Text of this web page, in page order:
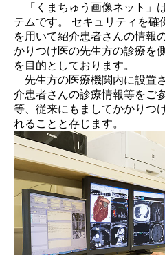
「くまちゅう画像ネット」
テムです。 セキュリティを確
を用いて紹介患者さんの情報
かりつけ医の先生方の診療を
を目的としております。
先生方の医療機関内に設置
介患者さんの診療情報等をご
等、従来にもましてかかりつ
れることと存じます。